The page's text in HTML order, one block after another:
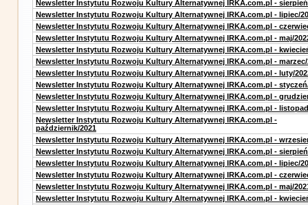
Newsletter Instytutu Rozwoju Kultury Alternatywnej IRKA.com.pl -
Newsletter Instytutu Rozwoju Kultury Alternatywnej IRKA.com.pl - lipiec/
Newsletter Instytutu Rozwoju Kultury Alternatywnej IRKA.com.pl -
Newsletter Instytutu Rozwoju Kultury Alternatywnej IRKA.com.pl - maj/
Newsletter Instytutu Rozwoju Kultury Alternatywnej IRKA.com.pl -
Newsletter Instytutu Rozwoju Kultury Alternatywnej IRKA.com.pl - marzec/
Newsletter Instytutu Rozwoju Kultury Alternatywnej IRKA.com.pl - luty/
Newsletter Instytutu Rozwoju Kultury Alternatywnej IRKA.com.pl -
Newsletter Instytutu Rozwoju Kultury Alternatywnej IRKA.com.pl -
Newsletter Instytutu Rozwoju Kultury Alternatywnej IRKA.com.pl -
Newsletter Instytutu Rozwoju Kultury Alternatywnej IRKA.com.pl -
październik/2021
Newsletter Instytutu Rozwoju Kultury Alternatywnej IRKA.com.pl -
Newsletter Instytutu Rozwoju Kultury Alternatywnej IRKA.com.pl -
Newsletter Instytutu Rozwoju Kultury Alternatywnej IRKA.com.pl - lipiec/
Newsletter Instytutu Rozwoju Kultury Alternatywnej IRKA.com.pl -
Newsletter Instytutu Rozwoju Kultury Alternatywnej IRKA.com.pl - maj/
Newsletter Instytutu Rozwoju Kultury Alternatywnej IRKA.com.pl -